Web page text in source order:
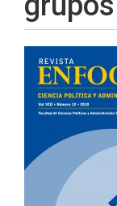
Barra
lateral
del
artículo